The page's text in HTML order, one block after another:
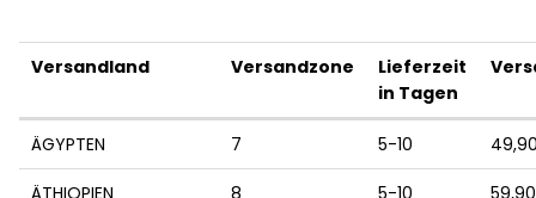
Versandland Versandzone
Lieferzeit
in Tagen
ÄGYPTEN 7 5-10